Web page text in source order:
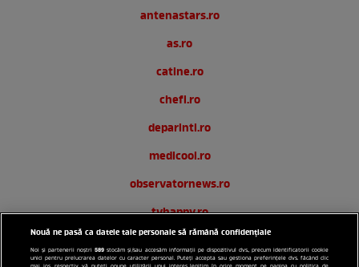
antenastars.ro
as.ro
catine.ro
chefi.ro
deparinti.ro
medicool.ro
observatornews.ro
tvhappy.ro
useit.ro
Nouă ne pasă ca datele tale personale să rămână confidențiale
Noi și partenerii noștri589 stocăm și/sau accesăm informații pe dispozitivul dvs., precum identificatorii cookie
unici pentru prelucrarea datelor cu caracter personal. Puteți accepta sau gestiona preferințele dvs. făcând clic